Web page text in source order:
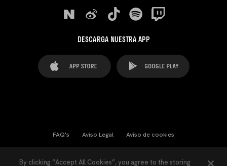
DESCARGA NUESTRA APP
FAQ's Aviso Legal Aviso de cookies
By clicking “Accept All Cookies”, you agree to the storing